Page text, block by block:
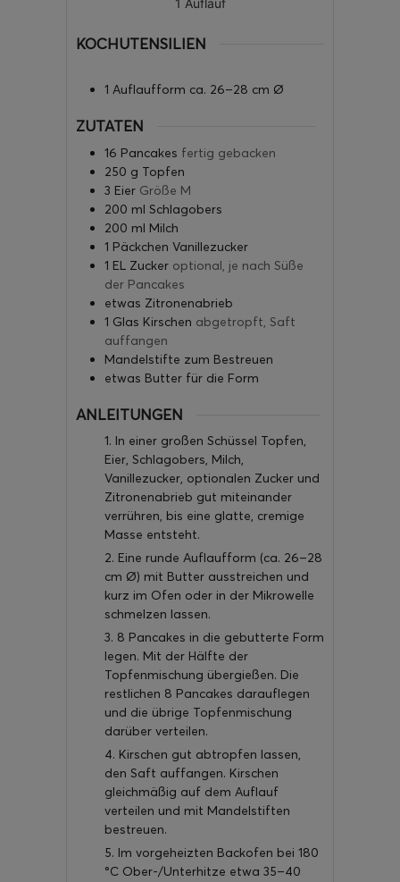
KOCHUTENSILIEN
1 Auflaufform ca. 26–28 cm Ø
ZUTATEN
16 Pancakes fertig gebacken
250 g Topfen
3 Eier Größe M
200 ml Schlagobers
200 ml Milch
1 Päckchen Vanillezucker
1 EL Zucker optional, je nach Süße
der Pancakes
etwas Zitronenabrieb
1 Glas Kirschen abgetropft, Saft
auffangen
Mandelstifte zum Bestreuen
etwas Butter für die Form
ANLEITUNGEN
1. In einer großen Schüssel Topfen,
Eier, Schlagobers, Milch,
Vanillezucker, optionalen Zucker und
Zitronenabrieb gut miteinander
verrühren, bis eine glatte, cremige
Masse entsteht.
2. Eine runde Auflaufform (ca. 26–28
cm Ø) mit Butter ausstreichen und
kurz im Ofen oder in der Mikrowelle
schmelzen lassen.
3. 8 Pancakes in die gebutterte Form
legen. Mit der Hälfte der
Topfenmischung übergießen. Die
restlichen 8 Pancakes darauflegen
und die übrige Topfenmischung
darüber verteilen.
4. Kirschen gut abtropfen lassen,
den Saft auffangen. Kirschen
gleichmäßig auf dem Auflauf
verteilen und mit Mandelstiften
bestreuen.
5. Im vorgeheizten Backofen bei 180
°C Ober-/Unterhitze etwa 35–40